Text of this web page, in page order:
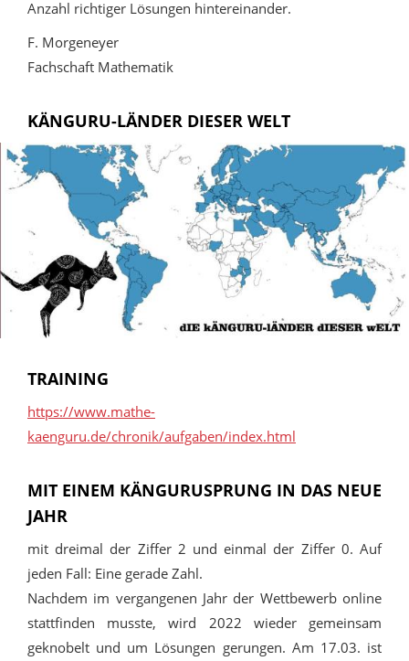
Anzahl richtiger Lösungen hintereinander.
F. Morgeneyer
Fachschaft Mathematik
KÄNGURU-LÄNDER DIESER WELT
TRAINING
https://www.mathe-
kaenguru.de/chronik/aufgaben/index.html
MIT EINEM KÄNGURUSPRUNG IN DAS NEUE
JAHR
mit dreimal der Ziffer 2 und einmal der Ziffer 0. Auf
jeden Fall: Eine gerade Zahl.
Nachdem im vergangenen Jahr der Wettbewerb online
stattfinden musste, wird 2022 wieder gemeinsam
geknobelt und um Lösungen gerungen. Am 17.03. ist